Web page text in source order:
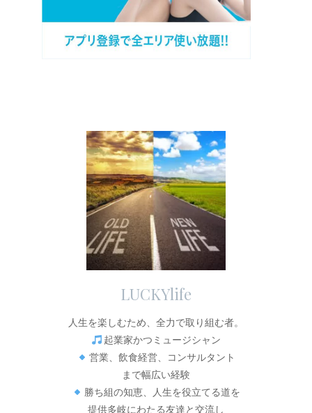
LUCKYlife
人生を楽しむため、全力で取り組む者。
起業家かつミュージシャン
営業、飲食経営、コンサルタント
まで幅広い経験
勝ち組の知恵、人生を役立てる道を
提供多岐にわたる友達と交流し